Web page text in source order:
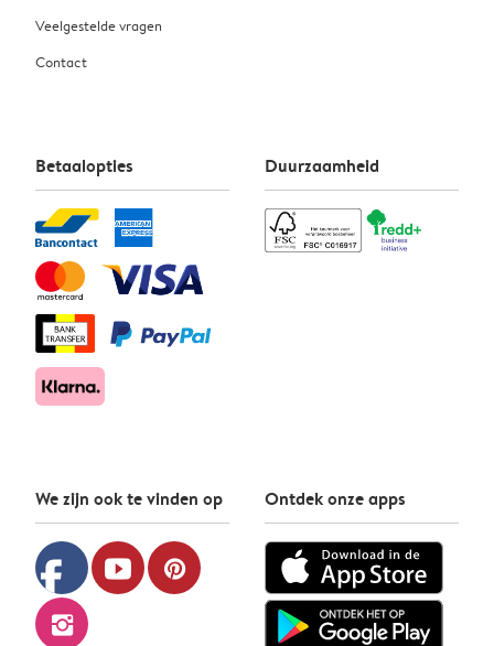
Veelgestelde vragen
Contact
Betaalopties Duurzaamheid
We zijn ook te vinden op
facebook youtube pinterest
instagram
Ontdek onze apps